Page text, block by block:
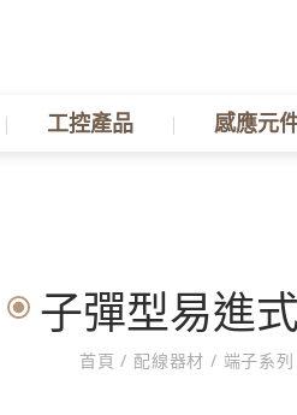
工控產品 感應元
子彈型易進
首頁/ 配線器材/ 端子系列